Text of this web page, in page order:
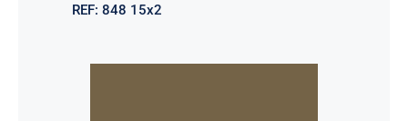
REF: 848 15x2